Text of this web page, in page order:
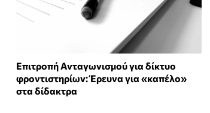
Επιτροπή Ανταγωνισμού για δίκτυο
φροντιστηρίων: Έρευνα για «καπέλο»
στα δίδακτρα